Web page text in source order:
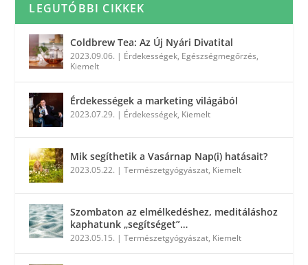
LEGUTÓBBI CIKKEK
Coldbrew Tea: Az Új Nyári Divatital
2023.09.06. | Érdekességek, Egészségmegőrzés,
Kiemelt
Érdekességek a marketing világából
2023.07.29. | Érdekességek, Kiemelt
Mik segíthetik a Vasárnap Nap(i) hatásait?
2023.05.22. |Természetgyógyászat, Kiemelt
Szombaton az elmélkedéshez, meditáláshoz
kaphatunk „segítséget”…
2023.05.15. |Természetgyógyászat, Kiemelt